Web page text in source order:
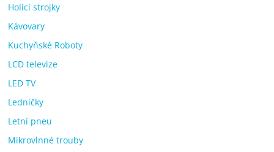
Holicí strojky
Kávovary
Kuchyňské Roboty
LCD televize
LED TV
Ledničky
Letní pneu
Mikrovlnné trouby